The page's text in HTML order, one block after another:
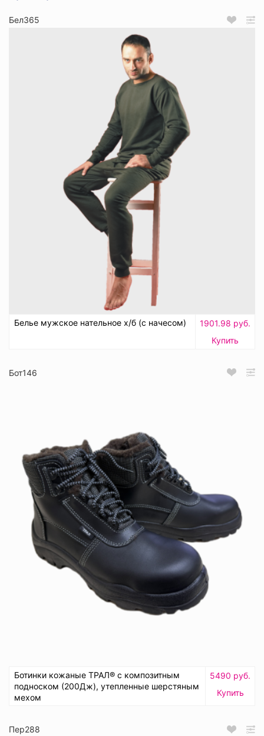
Бел365
Белье мужское нательное х/б (с начесом)
1901.98 руб.
Купить
Бот146
Ботинки кожаные ТРАЛ® с композитным
подноском (200Дж), утепленные шерстяным
мехом
5490 руб.
Купить
Пер288